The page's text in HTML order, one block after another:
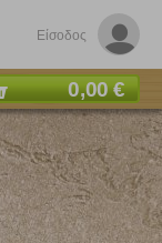
Είσοδος
0,00 €